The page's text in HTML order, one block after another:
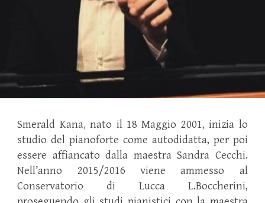
Smerald Kana, nato il 18 Maggio 2001, inizia lo
studio del pianoforte come autodidatta, per poi
essere affiancato dalla maestra Sandra Cecchi.
Nell’anno 2015/2016 viene ammesso al
Conservatorio di Lucca L.Boccherini,